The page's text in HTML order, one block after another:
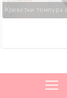
Креветки темпура